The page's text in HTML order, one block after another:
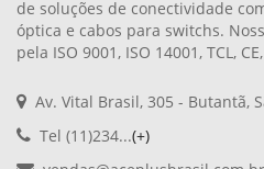
de soluções de conectividade
óptica e cabos para switchs.
pela ISO 9001, ISO 14001, TCL,
Av. Vital Brasil, 305 - Butantã,
Tel (11)234...(+)